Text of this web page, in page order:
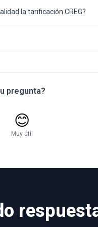
la tarificación CREG?
pregunta?
😊
Muy útil